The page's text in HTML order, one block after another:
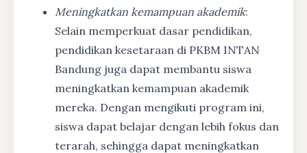
Meningkatkan kemampuan akademik:
Selain memperkuat dasar pendidikan,
pendidikan kesetaraan di PKBM INTAN
Bandung juga dapat membantu siswa
meningkatkan kemampuan akademik
mereka. Dengan mengikuti program ini,
siswa dapat belajar dengan lebih fokus dan
terarah, sehingga dapat meningkatkan